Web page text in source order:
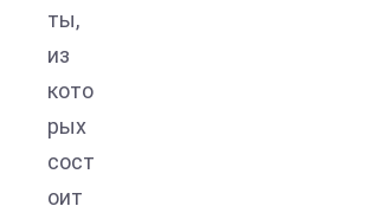
ты,
из
кото
рых
сост
оит